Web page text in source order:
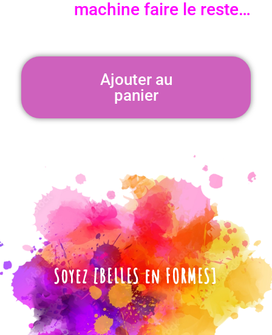
machine faire le reste…
Ajouter au
panier
Soyez [BELLES en FORMES]